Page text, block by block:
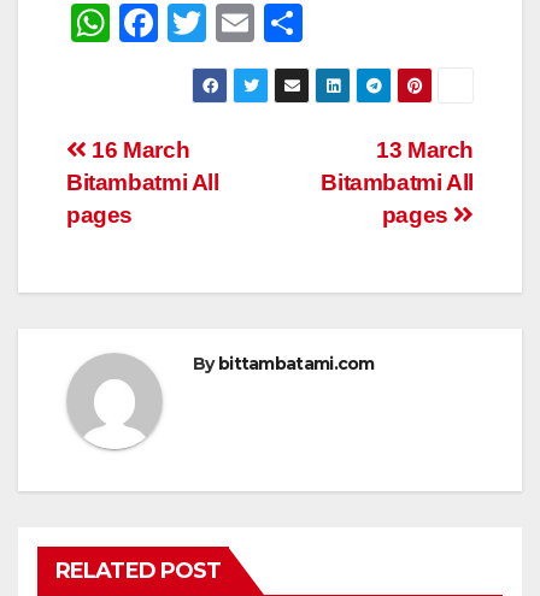
W
s
A
p
F
e
b
k
T
wi
tt
E
m
ail
h
ar
Post
navigation
13 March
Bitambatmi All
pages
16 March
Bitambatmi All
pages
By bittambatami.com
RELATED POST